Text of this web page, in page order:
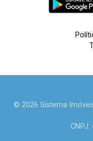
© 2026 Sistema